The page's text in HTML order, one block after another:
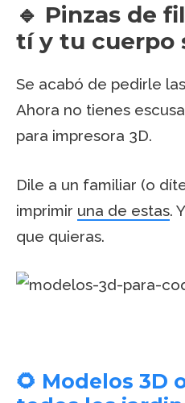
🔹 Pinzas de
tí y tu cuerpo
Se acabó de pedirle
Ahora no tienes
para impresora 3D.
Dile a un familiar (o
imprimir una de estas.
que quieras.
🌻 Modelos 3D